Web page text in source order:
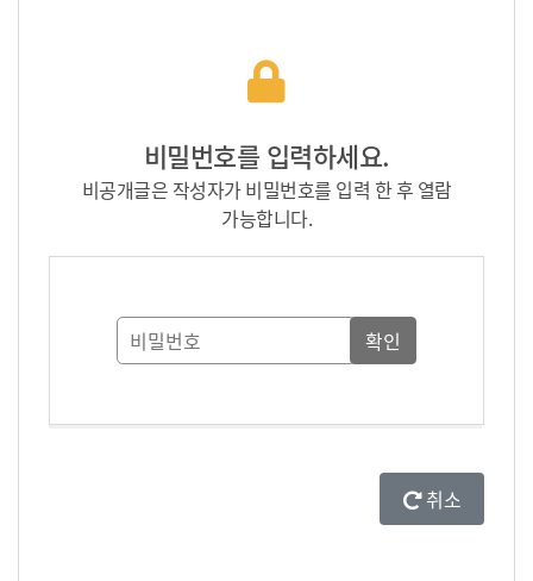
비밀번호를 입력하세요.
비공개글은 작성자가 비밀번호를 입력 한 후 열람
가능합니다.
취소